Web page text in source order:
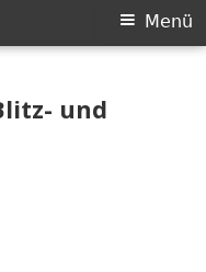
Menü
und